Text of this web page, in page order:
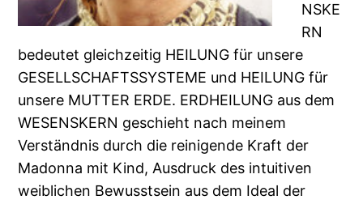
NSKE
RN
bedeutet gleichzeitig HEILUNG für unsere
GESELLSCHAFTSSYSTEME und HEILUNG für
unsere MUTTER ERDE. ERDHEILUNG aus dem
WESENSKERN geschieht nach meinem
Verständnis durch die reinigende Kraft der
Madonna mit Kind, Ausdruck des intuitiven
weiblichen Bewusstsein aus dem Ideal der